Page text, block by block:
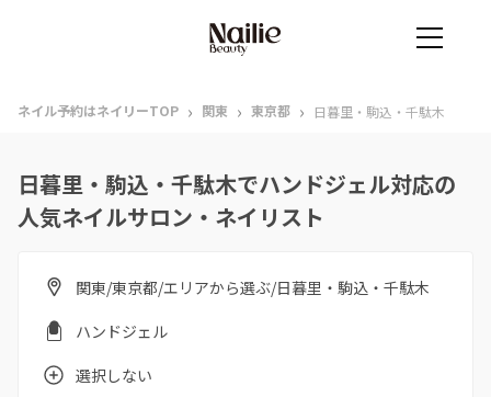
ネイル予約はネイリーTOP › 関東 › 東京都 › 日暮里・駒込・千駄木
日暮里・駒込・千駄木でハンドジェル対応の
人気ネイルサロン・ネイリスト
関東/東京都/エリアから選ぶ/日暮里・駒込・千駄木
ハンドジェル
選択しない